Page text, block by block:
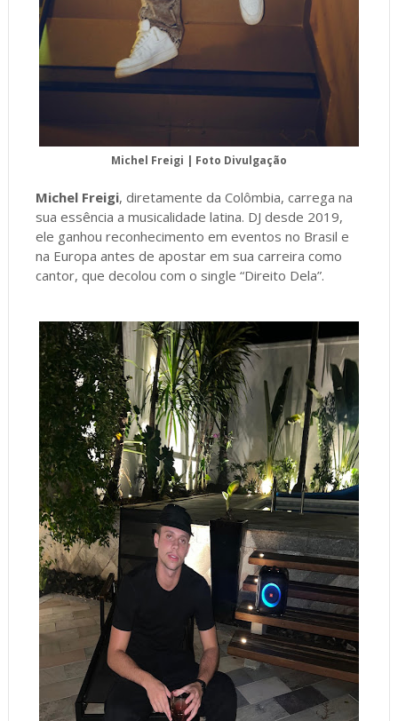
Michel Freigi | Foto Divulgação
Michel Freigi, diretamente da Colômbia, carrega na
sua essência a musicalidade latina. DJ desde 2019,
ele ganhou reconhecimento em eventos no Brasil e
na Europa antes de apostar em sua carreira como
cantor, que decolou com o single “Direito Dela”.